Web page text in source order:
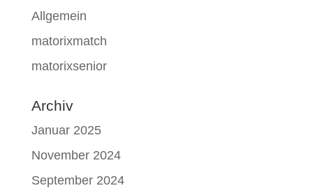
Allgemein
matorixmatch
matorixsenior
Archiv
Januar 2025
November 2024
September 2024